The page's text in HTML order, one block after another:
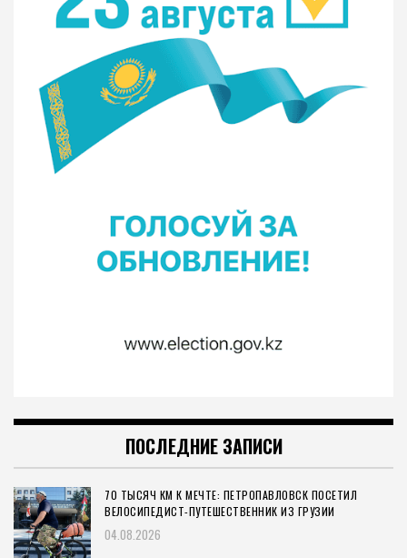
ПОСЛЕДНИЕ ЗАПИСИ
70 ТЫСЯЧ КМ К МЕЧТЕ: ПЕТРОПАВЛОВСК ПОСЕТИЛ
ВЕЛОСИПЕДИСТ-ПУТЕШЕСТВЕННИК ИЗ ГРУЗИИ
04.08.2026